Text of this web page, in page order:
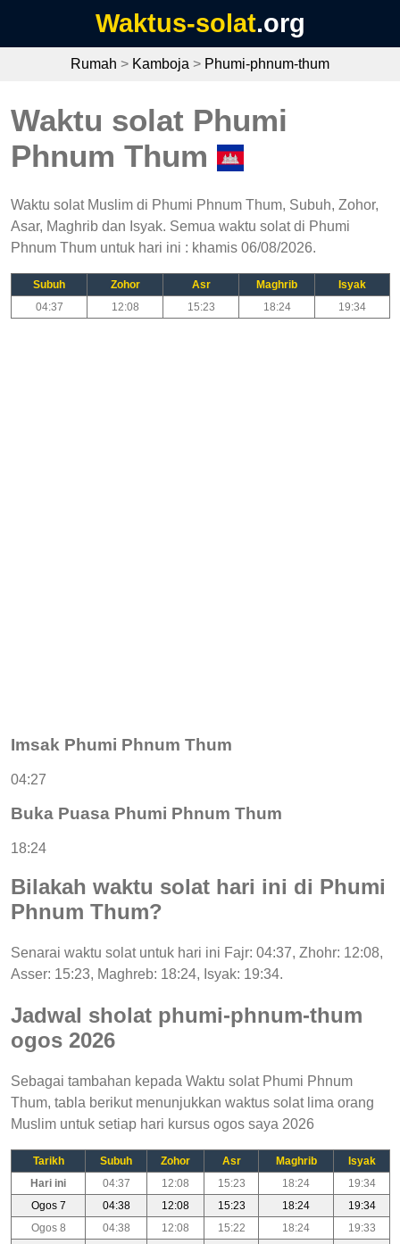
Waktus-solat.org
Rumah > Kamboja > Phumi-phnum-thum
Waktu solat Phumi
Phnum Thum
Waktu solat Muslim di Phumi Phnum Thum, Subuh, Zohor,
Asar, Maghrib dan Isyak. Semua waktu solat di Phumi
Phnum Thum untuk hari ini : khamis 06/08/2026.
Subuh Zohor Asr Maghrib
Isyak
04:37
12:08 15:23 18:24 19:34
Imsak Phumi Phnum Thum
04:27
Buka Puasa Phumi Phnum Thum
18:24
Bilakah waktu solat hari ini di Phumi
Phnum Thum?
Senarai waktu solat untuk hari ini Fajr: 04:37, Zhohr: 12:08,
Asser: 15:23, Maghreb: 18:24, Isyak: 19:34.
Jadwal sholat phumi-phnum-thum
ogos 2026
Sebagai tambahan kepada Waktu solat Phumi Phnum
Thum, tabla berikut menunjukkan waktus solat lima orang
Muslim untuk setiap hari kursus ogos saya 2026
Tarikh Subuh Zohor Asr Maghrib
Isyak
Hari ini
04:37 12:08 15:23 18:24
19:34
Ogos 7
04:38 12:08 15:23 18:24
19:34
Ogos 8
04:38 12:08 15:22 18:24
19:33